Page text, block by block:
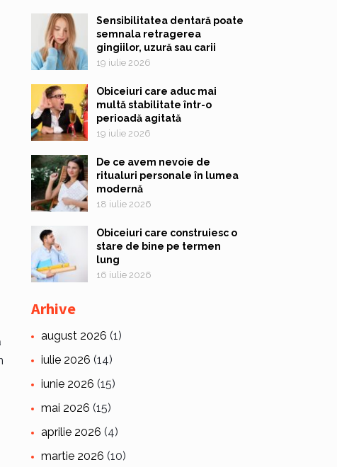
Sensibilitatea dentară poate
semnala retragerea
gingiilor, uzură sau carii
19 iulie 2026
Obiceiuri care aduc mai
multă stabilitate într-o
perioadă agitată
19 iulie 2026
De ce avem nevoie de
ritualuri personale în lumea
modernă
18 iulie 2026
Obiceiuri care construiesc o
stare de bine pe termen
lung
16 iulie 2026
Arhive
august 2026 (1)
iulie 2026 (14)
iunie 2026 (15)
mai 2026 (15)
aprilie 2026 (4)
martie 2026 (10)